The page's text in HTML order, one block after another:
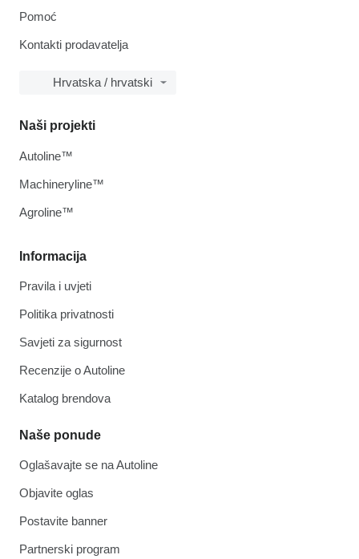
Pomoć
Kontakti prodavatelja
Hrvatska / hrvatski
Informacija
Pravila i uvjeti
Politika privatnosti
Savjeti za sigurnost
Recenzije o Autoline
Katalog brendova
Naše ponude
Oglašavajte se na Autoline
Objavite oglas
Postavite banner
Partnerski program
Naši projekti
Autoline™
Machineryline™
Agroline™